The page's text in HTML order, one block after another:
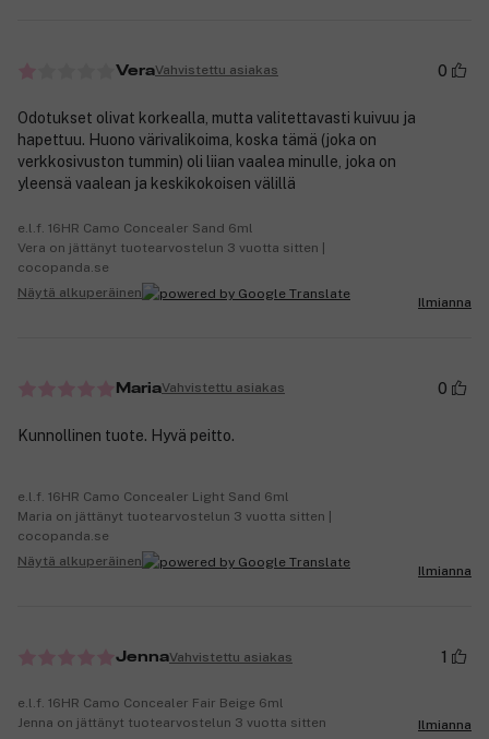
VeraVahvistettu asiakas 0
Odotukset olivat korkealla, mutta valitettavasti kuivuu ja
hapettuu. Huono värivalikoima, koska tämä (joka on
verkkosivuston tummin) oli liian vaalea minulle, joka on
yleensä vaalean ja keskikokoisen välillä
e.l.f. 16HR Camo Concealer Sand 6ml
Vera on jättänyt tuotearvostelun 3 vuotta sitten |
cocopanda.se
Näytä alkuperäinen
Ilmianna
MariaVahvistettu asiakas 0
Kunnollinen tuote. Hyvä peitto.
e.l.f. 16HR Camo Concealer Light Sand 6ml
Maria on jättänyt tuotearvostelun 3 vuotta sitten |
cocopanda.se
Näytä alkuperäinen
Ilmianna
JennaVahvistettu asiakas 1
e.l.f. 16HR Camo Concealer Fair Beige 6ml
Jenna on jättänyt tuotearvostelun 3 vuotta sitten
Ilmianna